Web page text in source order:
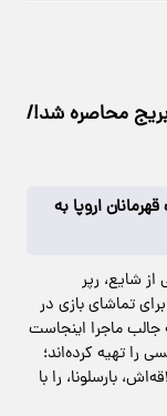
بریج محاصره شد!/
اروپا به
از شایع، رپر
تماشای بازی در
ماجرا اینجاست
را تهیه کرده‌اند؛
بارسلونا، را با